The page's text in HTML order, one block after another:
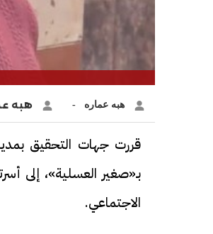
هبه عماره - هبه
قررت جهات التحقيق
بـ«صغير العسلية»، إلى
الاجتماعي.